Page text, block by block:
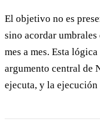
El objetivo no es
sino acordar
mes a mes. Esta
argumento central de
ejecuta, y la ejecución